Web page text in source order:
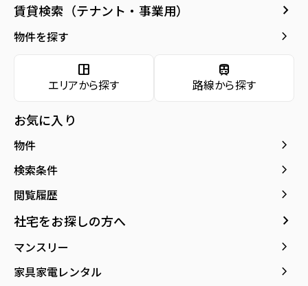
賃貸検索（テナント・事業用） keyboard_arrow_right
物件を探す keyboard_arrow_right
space_dashboard
エリアから探す
train
路線から探す
お気に入り
物件 keyboard_arrow_right
検索条件 keyboard_arrow_right
閲覧履歴 keyboard_arrow_right
社宅をお探しの方へ keyboard_arrow_right
マンスリー keyboard_arrow_right
家具家電レンタル keyboard_arrow_right
地図・周辺環境 arrow_forward
種別／構造
仙台市地下鉄南北線/五橋駅 徒歩9分
仙台市地下鉄東西線/仙台駅 徒歩13分
仙石線/あおば通駅 徒歩14分
所在地
現在募集中の物件 arrow_forward
5階 space_dashboard66.11m² currency_yen143000